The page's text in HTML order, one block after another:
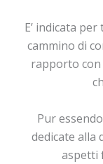
E’ indicata
cammino di
rapporto
Pur
dedicate alla
aspetti